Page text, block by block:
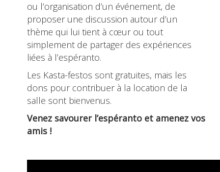
ou l’organisation d’un événement, de
proposer une discussion autour d’un
thème qui lui tient à cœur ou tout
simplement de partager des expériences
liées à l’espéranto.
Les Kasta-festos sont gratuites, mais les
dons pour contribuer à la location de la
salle sont bienvenus.
Venez savourer l’espéranto et amenez vos
amis !